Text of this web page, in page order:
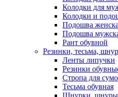
Колодки для
Колодки и
Подошва
Подошва
Рант обувной
Резинки, тесьма,
Ленты липучки
Резинки
Стропа для
Тесьма обувная
Шнурки, шнуры